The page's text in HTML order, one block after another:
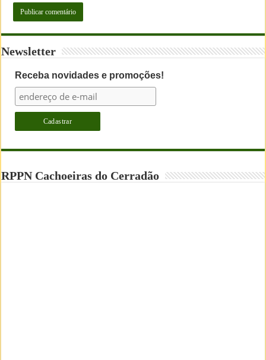
Newsletter
Receba novidades e promoções!
RPPN Cachoeiras do Cerradão